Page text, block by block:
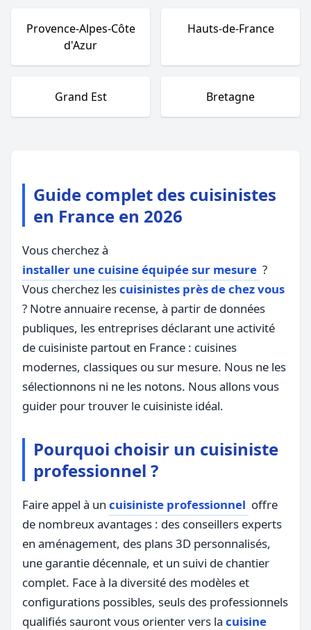
Provence-Alpes-Côte
d'Azur
Hauts-de-France
Grand Est Bretagne
Guide complet des cuisinistes
en France en 2026
Vous cherchez à
installer une cuisine équipée sur mesure ?
Vous cherchez lescuisinistes près de chez vous
? Notre annuaire recense, à partir de données
publiques, les entreprises déclarant une activité
de cuisiniste partout en France : cuisines
modernes, classiques ou sur mesure. Nous ne les
sélectionnons ni ne les notons. Nous allons vous
guider pour trouver le cuisiniste idéal.
Pourquoi choisir un cuisiniste
professionnel ?
Faire appel à un cuisiniste professionnel offre
de nombreux avantages : des conseillers experts
en aménagement, des plans 3D personnalisés,
une garantie décennale, et un suivi de chantier
complet. Face à la diversité des modèles et
configurations possibles, seuls des professionnels
qualifiés sauront vous orienter vers la cuisine